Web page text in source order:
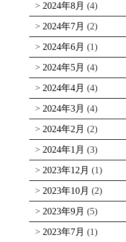
2024年8月 (4)
2024年7月 (2)
2024年6月 (1)
2024年5月 (4)
2024年4月 (4)
2024年3月 (4)
2024年2月 (2)
2024年1月 (3)
2023年12月 (1)
2023年10月 (2)
2023年9月 (5)
2023年7月 (1)